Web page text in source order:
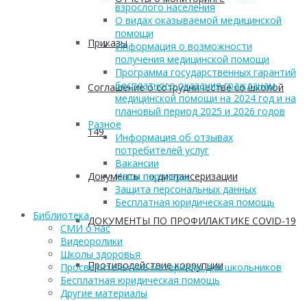
Приказы
Соглашение о сотрудничестве со школой
149
Документы по диспансеризации
ДОКУМЕНТЫ ПО ПРОФИЛАКТИКЕ COVID-19
Противодействие коррупции
взрослого населения
О видах оказываемой медицинской
помощи
Информация о возможности
получения медицинской помощи
Программа государственных гарантий
бесплатного оказания гражданам
медицинской помощи на 2024 год и на
плановый период 2025 и 2026 годов
Разное
Информация об отзывах
потребителей услуг
Вакансии
Наши партнеры
Защита персональных данных
Бесплатная юридическая помощь
Библиотека
СМИ о нас
Видеоролики
Школы здоровья
Просветительские материалы для школьников
Бесплатная юридическая помощь
Другие материалы